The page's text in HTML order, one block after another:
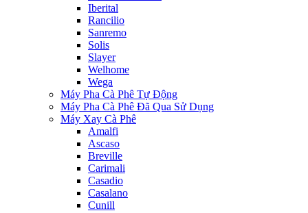
Iberital
Rancilio
Sanremo
Solis
Slayer
Welhome
Wega
Máy Pha Cà Phê Tự Động
Máy Pha Cà Phê Đã Qua Sử Dụng
Máy Xay Cà Phê
Amalfi
Ascaso
Breville
Carimali
Casadio
Casalano
Cunill